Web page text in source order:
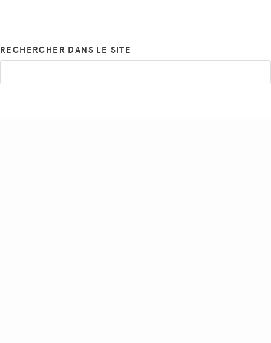
RECHERCHER DANS LE SITE